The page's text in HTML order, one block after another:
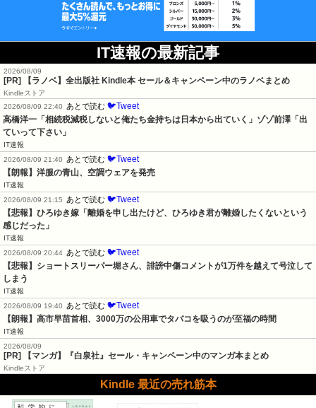
IT速報の最新記事
2026/08/09
[PR] 【ラノベ】全出版社 Kindle本 セール＆キャンペーン中のラノベまとめ
Kindleストア
2026/08/09 22:40
あとで読む 🐦Tweet
高橋洋一「相続税減税しないと俺たち金持ちは日本から出ていく」ゾゾ前澤「出
ていって下さい」
IT速報
2026/08/09 21:40
あとで読む 🐦Tweet
【朗報】洋服の青山、空調ウェアを発売
IT速報
2026/08/09 21:15
あとで読む 🐦Tweet
【悲報】ひろゆき嫁「離婚を申し出たけど、ひろゆき君が離婚したくないという
感じだった」
IT速報
2026/08/09 20:44 あとで読む 🐦Tweet
【悲報】ショートスリーパー堀さん、誹謗中傷コメントが1万件を越えて号泣して
しまう
IT速報
2026/08/09 19:40
あとで読む 🐦Tweet
【朗報】高市早苗首相、3000万の公用車でタバコを吸うのが至福の時間
IT速報
2026/08/09
[PR] 【マンガ】『白泉社』セール・キャンペーン中のマンガ本まとめ
Kindleストア
Kindle 最近の売れ筋本